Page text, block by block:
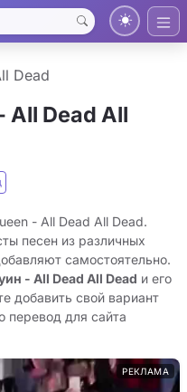
Dead
All Dead All
- All Dead All Dead.
песен из различных
самостоятельно.
- All Dead All Dead и его
добавить свой вариант
перевод для сайта
РЕКЛАМА